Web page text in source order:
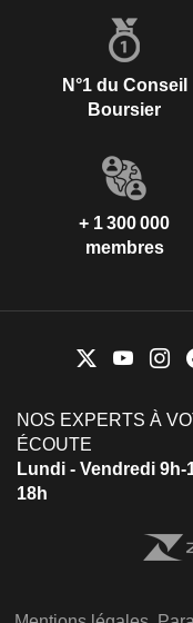
N°1 du Conseil
Boursier
+ 1 300 000
membres
NOS EXPERTS À
ÉCOUTE
Lundi - Vendredi 9h-
18h